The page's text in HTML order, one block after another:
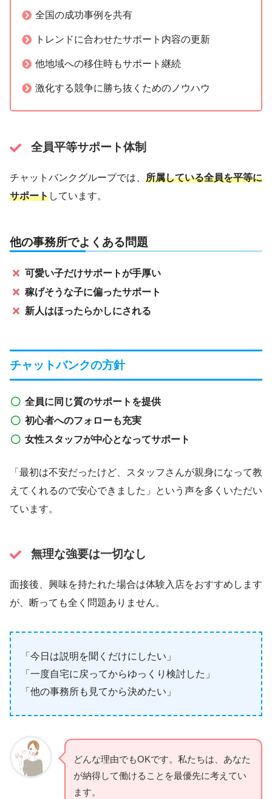
全国の成功事例を共有
トレンドに合わせたサポート内容の更新
他地域への移住時もサポート継続
激化する競争に勝ち抜くためのノウハウ
全員平等サポート体制
チャットバンクグループでは、 所属している全員を平等に
サポートしています。
他の事務所でよくある問題
可愛い子だけサポートが手厚い
稼げそうな子に偏ったサポート
新人はほったらかしにされる
チャットバンクの方針
全員に同じ質のサポートを提供
初心者へのフォローも充実
女性スタッフが中心となってサポート
「最初は不安だったけど、スタッフさんが親身になって教
えてくれるので安心できました」という声を多くいただい
ています。
無理な強要は一切なし
面接後、興味を持たれた場合は体験入店をおすすめします
が、断っても全く問題ありません。
「今日は説明を聞くだけにしたい」
「一度自宅に戻ってからゆっくり検討した」
「他の事務所も見てから決めたい」
どんな理由でもOKです。私たちは、あなた
が納得して働けることを最優先に考えてい
ます。